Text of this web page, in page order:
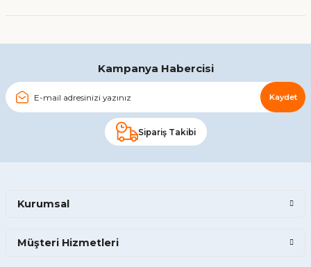
Gönder
Kampanya Habercisi
Kaydet
Sipariş Takibi
Kurumsal
Müşteri Hizmetleri